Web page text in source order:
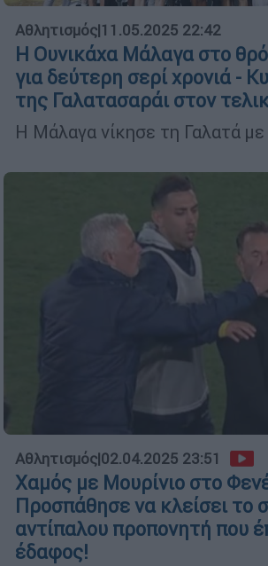
Αθλητισμός|11.05.2025 22:42
Η Ουνικάχα Μάλαγα στο
για δεύτερη σερί χρονιά -
της Γαλατασαράι στον
Η Μάλαγα νίκησε τη Γαλατά
Αθλητισμός|02.04.2025 23:51
Χαμός με Μουρίνιο στο
Προσπάθησε να κλείσει το
αντίπαλου προπονητή που
έδαφος!